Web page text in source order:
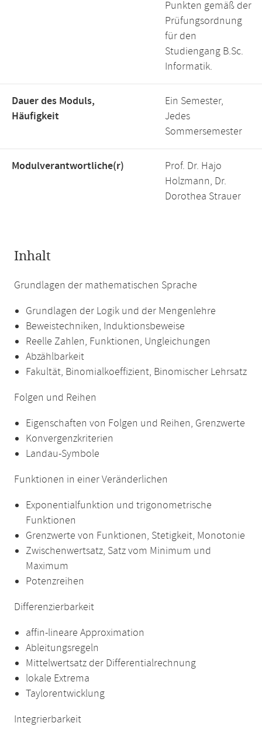
Punkten gemäß der
Prüfungsordnung
für den
Studiengang B.Sc.
Informatik.
Dauer des Moduls,
Häufigkeit
Ein Semester,
Jedes
Sommersemester
Modulverantwortliche(r)
Prof. Dr. Hajo
Holzmann, Dr.
Dorothea Strauer
Inhalt
Grundlagen der mathematischen Sprache
Grundlagen der Logik und der Mengenlehre
Beweistechniken, Induktionsbeweise
Reelle Zahlen, Funktionen, Ungleichungen
Abzählbarkeit
Fakultät, Binomialkoeffizient, Binomischer Lehrsatz
Folgen und Reihen
Eigenschaften von Folgen und Reihen, Grenzwerte
Konvergenzkriterien
Landau-Symbole
Funktionen in einer Veränderlichen
Exponentialfunktion und trigonometrische
Funktionen
Grenzwerte von Funktionen, Stetigkeit, Monotonie
Zwischenwertsatz, Satz vom Minimum und
Maximum
Potenzreihen
Differenzierbarkeit
affin-lineare Approximation
Ableitungsregeln
Mittelwertsatz der Differentialrechnung
lokale Extrema
Taylorentwicklung
Integrierbarkeit